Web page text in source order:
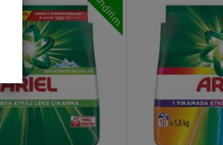
indirim